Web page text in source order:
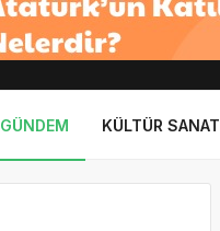
GÜNDEM KÜLTÜR SANAT